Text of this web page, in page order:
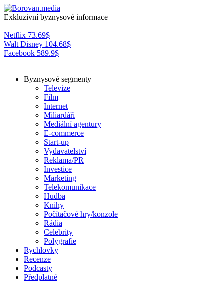
Exkluzivní byznysové informace
Netflix 73.69$
Walt Disney 104.68$
Facebook 589.9$
Byznysové segmenty
Televize
Film
Internet
Miliardáři
Mediální agentury
E-commerce
Start-up
Vydavatelství
Reklama/PR
Investice
Marketing
Telekomunikace
Hudba
Knihy
Počítačové hry/konzole
Rádia
Celebrity
Polygrafie
Rychlovky
Recenze
Podcasty
Předplatné